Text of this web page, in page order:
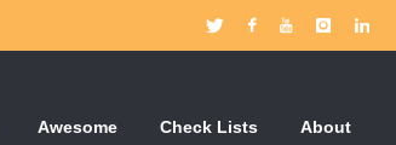
Awesome Check Lists About